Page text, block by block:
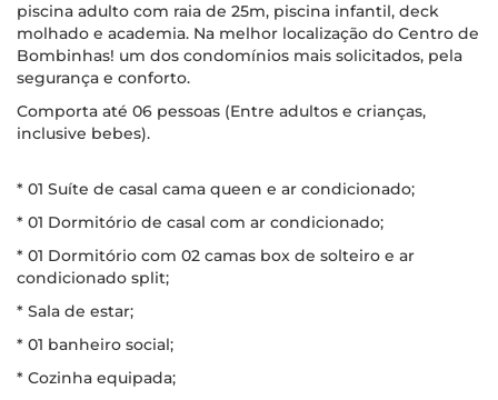
piscina adulto com raia de 25m, piscina infantil, deck
molhado e academia. Na melhor localização do Centro de
Bombinhas! um dos condomínios mais solicitados, pela
segurança e conforto.
Comporta até 06 pessoas (Entre adultos e crianças,
inclusive bebes).
* 01 Suíte de casal cama queen e ar condicionado;
* 01 Dormitório de casal com ar condicionado;
* 01 Dormitório com 02 camas box de solteiro e ar
condicionado split;
* Sala de estar;
* 01 banheiro social;
* Cozinha equipada;